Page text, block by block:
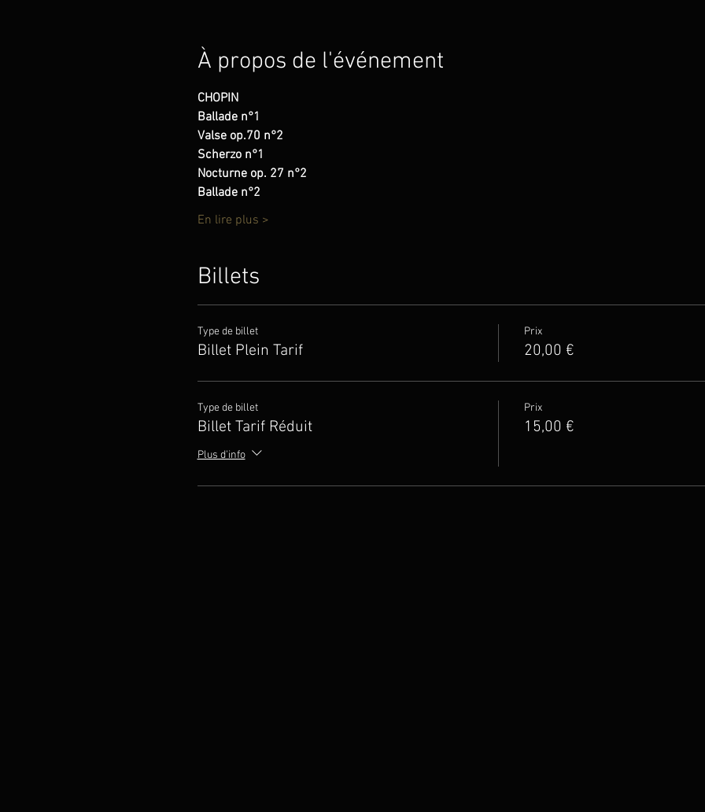
À propos de l'événement
CHOPIN
Ballade n°1
Valse op.70 n°2
Scherzo n°1
Nocturne op. 27 n°2
Ballade n°2
En lire plus >
Billets
Type de billet
Billet Plein Tarif
Prix
20,00 €
Type de billet
Billet Tarif Réduit
Plus d'info
Prix
15,00 €